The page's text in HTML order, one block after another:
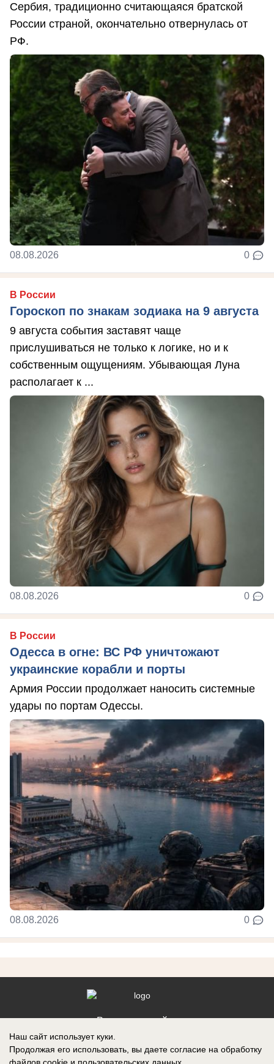
Сербия, традиционно считающаяся братской
России страной, окончательно отвернулась от
РФ.
08.08.2026 0
В России
Гороскоп по знакам зодиака на 9 августа
9 августа события заставят чаще
прислушиваться не только к логике, но и к
собственным ощущениям. Убывающая Луна
располагает к ...
08.08.2026 0
В России
Одесса в огне: ВС РФ уничтожают
украинские корабли и порты
Армия России продолжает наносить системные
удары по портам Одессы.
08.08.2026 0
Реклама на сайте
Наш сайт использует куки.
Продолжая его использовать, вы даете согласие на обработку